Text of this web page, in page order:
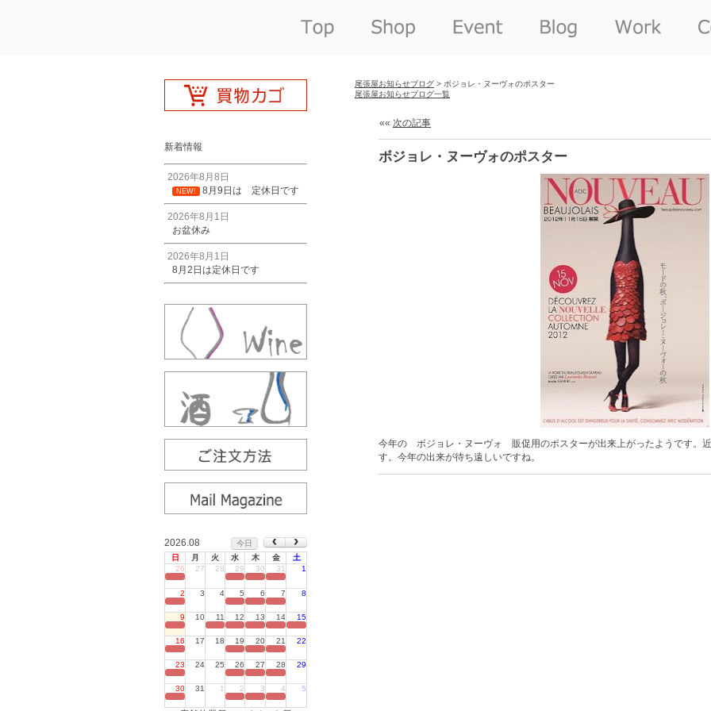
新着情報
2026年8月8日
NEW! 8月9日は 定休日です
2026年8月1日
お盆休み
2026年8月1日
8月2日は定休日です
2026.08
今日
日
月 火 水 木 金
土
26
27 28 29 30 31 1
2 3 4 5 6 7 8
9 10 11 12 13 14 15
16 17 18 19 20 21 22
23 24 25 26 27 28 29
30 31 1 2 3 4 5
尾張屋お知らせブログ > ボジョレ・ヌーヴォのポスター
尾張屋お知らせブログ一覧
«« 次の記事
ボジョレ・ヌーヴォのポスター
今年の ボジョレ・ヌーヴォ 販促用のポスターが出来上がったようです。
す。今年の出来が待ち遠しいですね。